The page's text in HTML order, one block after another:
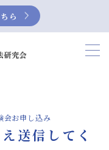
ら
会お申し込み
送信してく